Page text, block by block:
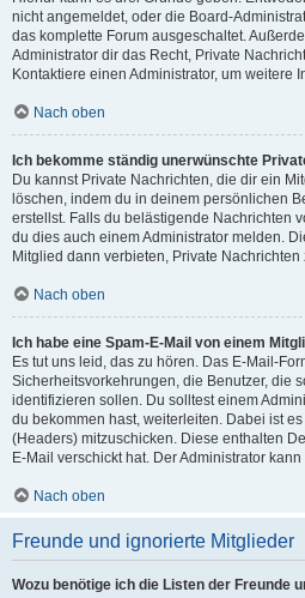
nicht angemeldet, oder die Board-
das komplette Forum ausgeschaltet.
Administrator dir das Recht, Private
Kontaktiere einen Administrator, um weitere
Nach oben
Ich bekomme ständig unerwünschte
Du kannst Private Nachrichten, die dir ein
löschen, indem du in deinem persönlichen
erstellst. Falls du belästigende Nachrichten
du dies auch einem Administrator melden.
Mitglied dann verbieten, Private Nachrichten
Nach oben
Ich habe eine Spam-E-Mail von einem
Es tut uns leid, das zu hören. Das E-Mail-
Sicherheitsvorkehrungen, die Benutzer, die
identifizieren sollen. Du solltest einem
du bekommen hast, weiterleiten. Dabei ist
(Headers) mitzuschicken. Diese enthalten
E-Mail verschickt hat. Der Administrator
Nach oben
Freunde und ignorierte Mitglieder
Wozu benötige ich die Listen der Freunde